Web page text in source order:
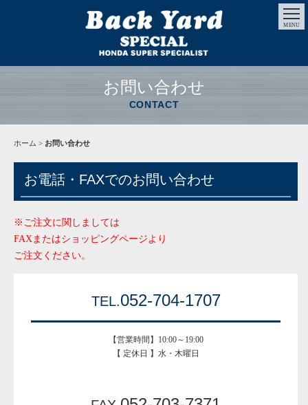
MENU
お問い合わせ
CONTACT
ホーム > お問い合わせ
お電話・FAXでのお問い合わせ
※ご注文に関しましては
FAXまたはショッピングページより
ご注文ください。
TEL.052-704-1707
【営業時間】10:00～19:00
【 定休日 】水・木曜日